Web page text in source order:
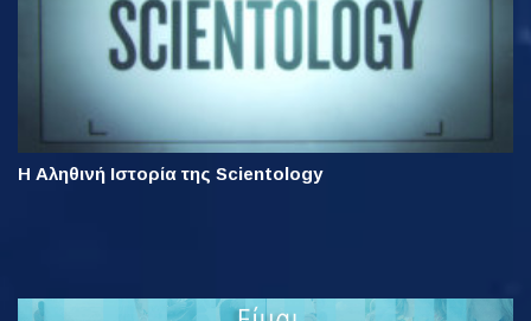
Η Αληθινή Ιστορία της Scientology